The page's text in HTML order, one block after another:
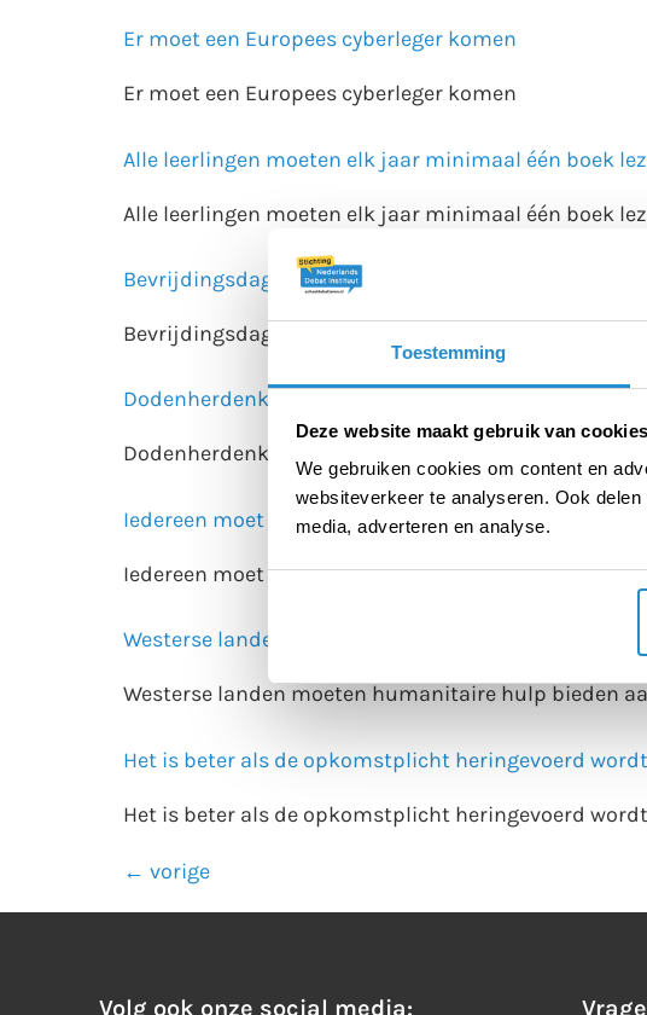
Toestemming
Deze website maakt gebruik van cookies
We gebruiken cookies om content en
websiteverkeer te analyseren. Ook
media, adverteren en analyse.
Er moet een Europees cyberleger komen
Er moet een Europees cyberleger komen
Alle leerlingen moeten elk jaar minimaal één boek
Alle leerlingen moeten elk jaar minimaal één boek
Bevrijdingsdag moet elk jaar een nationale feestdag
Bevrijdingsdag moet elk jaar een nationale feestdag
Dodenherdenking moet elk jaar door een school
Dodenherdenking moet elk jaar door een school
Iedereen moet een jaar in het leger na de middelbare
Iedereen moet een jaar in het leger na de
Westerse landen moeten humanitaire hulp bieden
Westerse landen moeten humanitaire hulp bieden
Het is beter als de opkomstplicht heringevoerd
Het is beter als de opkomstplicht heringevoerd wordt
← vorige
Volg ook onze social media: